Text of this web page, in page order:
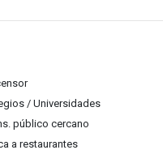
/ Universidades
público cercano
a restaurantes